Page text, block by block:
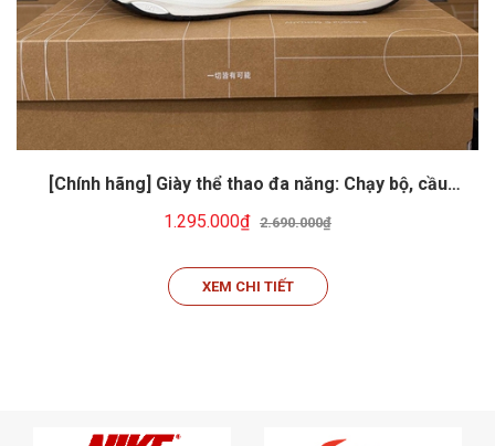
[Chính hãng] Giày thể thao đa năng: Chạy bộ, cầu
1.295.000₫ 2.690.000₫
XEM CHI TIẾT